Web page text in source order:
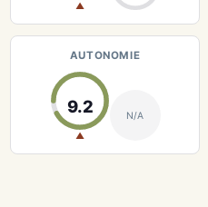
▲
AUTONOMIE
9.2
▲
N/A